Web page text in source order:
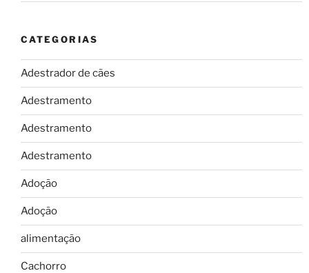
CATEGORIAS
Adestrador de cães
Adestramento
Adestramento
Adestramento
Adoção
Adoção
alimentação
Cachorro